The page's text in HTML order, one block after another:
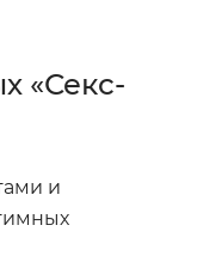
«Секс-
и